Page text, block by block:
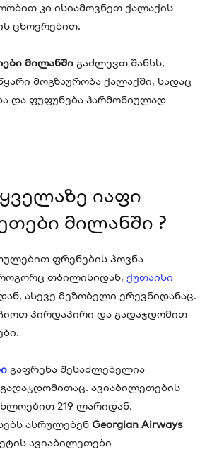
კი ისიამოვნეთ ქალაქის
ცხოვრებით.
მილანში გაძლევთ შანსს,
მოგზაურობა ქალაქში, სადაც
და ფუფუნება ჰარმონიულად
იაფი
მილანში ?
ფრენების პოვნა
თბილისიდან, ქუთაისი
ასევე მეზობელი ერევნიდანაც.
პირდაპირი და გადაჯდომით
გაფრენა შესაძლებელია
ავიაბილეთების
219 ლარიდან.
ასრულებენ Georgian Airways
ავიაბილეთები